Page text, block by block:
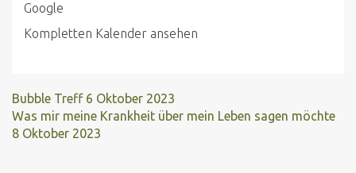
Google
Kompletten Kalender ansehen
Bubble Treff 6 Oktober 2023
Was mir meine Krankheit über mein Leben sagen möchte
8 Oktober 2023